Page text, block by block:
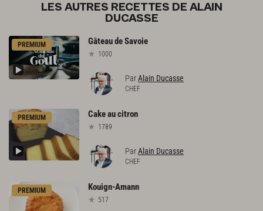
LES AUTRES RECETTES DE ALAIN
DUCASSE
PREMIUM GâteaudeSavoie
1000
ParAlain Ducasse
CHEF
PREMIUM Cakeaucitron
1789
ParAlain Ducasse
CHEF
PREMIUM Kouign-Amann
517